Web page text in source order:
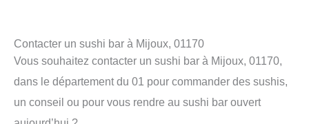
Contacter un sushi bar à Mijoux, 01170
Vous souhaitez contacter un sushi bar à Mijoux, 01170,
dans le département du 01 pour commander des sushis,
un conseil ou pour vous rendre au sushi bar ouvert